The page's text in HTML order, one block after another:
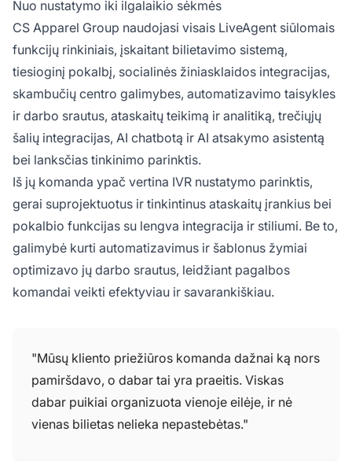
Nuo nustatymo iki ilgalaikio sėkmės
CS Apparel Group naudojasi visais LiveAgent siūlomais
funkcijų rinkiniais, įskaitant bilietavimo sistemą,
tiesioginį pokalbį, socialinės žiniasklaidos integracijas,
skambučių centro galimybes, automatizavimo taisykles
ir darbo srautus, ataskaitų teikimą ir analitiką, trečiųjų
šalių integracijas, AI chatbotą ir AI atsakymo asistentą
bei lanksčias tinkinimo parinktis.
Iš jų komanda ypač vertina IVR nustatymo parinktis,
gerai suprojektuotus ir tinkintinus ataskaitų įrankius bei
pokalbio funkcijas su lengva integracija ir stiliumi. Be to,
galimybė kurti automatizavimus ir šablonus žymiai
optimizavo jų darbo srautus, leidžiant pagalbos
komandai veikti efektyviau ir savarankiškiau.
"Mūsų kliento priežiūros komanda dažnai ką nors
pamiršdavo, o dabar tai yra praeitis. Viskas
dabar puikiai organizuota vienoje eilėje, ir nė
vienas bilietas nelieka nepastebėtas."